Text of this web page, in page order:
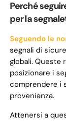
Perché
per la
Seguendo le
segnali di
globali. Queste
posizionare i
comprendere i
provenienza.
Attenersi a